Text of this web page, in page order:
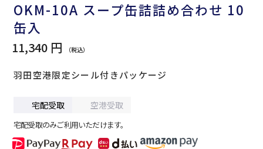
OKM-10A スープ缶詰詰め合わせ 10
缶入
羽田空港限定シール付きパッケージ
11,340 円
宅配受取 空港受取
宅配受取のみご利用いただけます。